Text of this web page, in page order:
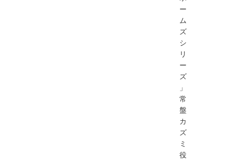
ー
ム
ズ
シ
リ
ー
ズ
」
常
盤
カ
ズ
ミ
役